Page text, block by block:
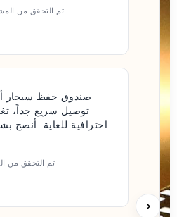
تم التحقق من
صندوق حفظ سيجار
توصيل سريع جداً،
احترافية للغاية. أنصح
تم التحقق من